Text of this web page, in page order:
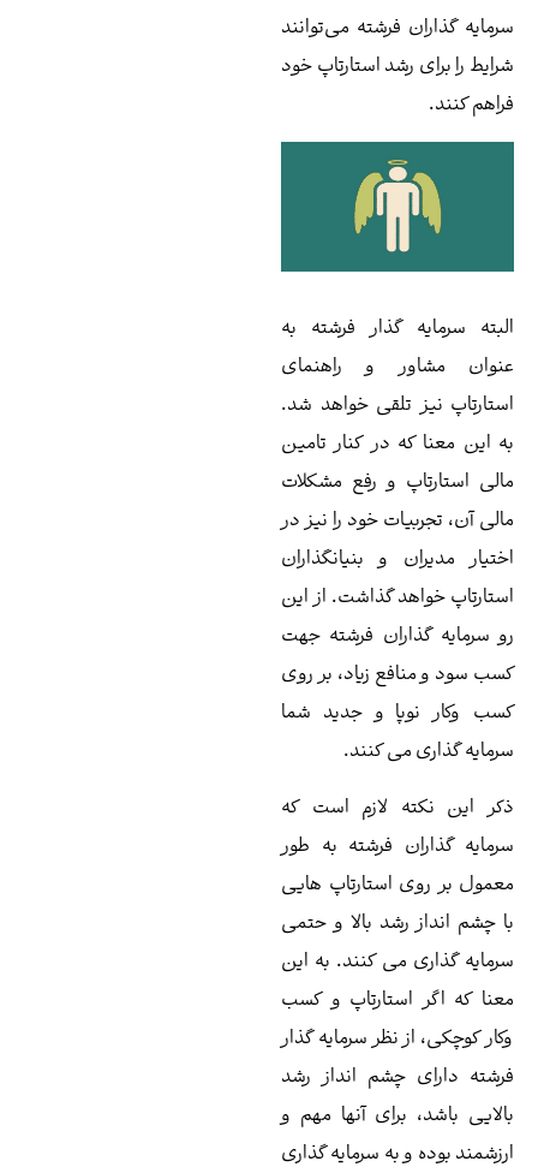
‌گذاران فرشته می‌توانند
را برای رشد استارتاپ خود
کنند.
سرمایه گذار فرشته به
مشاور و راهنمای
نیز تلقی خواهد شد.
این معنا که در کنار تامین
استارتاپ و رفع مشکلات
آن، تجربیات خود را نیز در
مدیران و بنیانگذاران
خواهد گذاشت. از این
سرمایه گذاران فرشته جهت
سود و منافع زیاد، بر روی
وکار نوپا و جدید شما
گذاری می کنند.
این نکته لازم است که
گذاران فرشته به طور
بر روی استارتاپ هایی
چشم انداز رشد بالا و حتمی
گذاری می کنند. به این
که اگر استارتاپ و کسب
کوچکی، از نظر سرمایه گذار
دارای چشم انداز رشد
باشد، برای آنها مهم و
بوده و به سرمایه‌ گذاری